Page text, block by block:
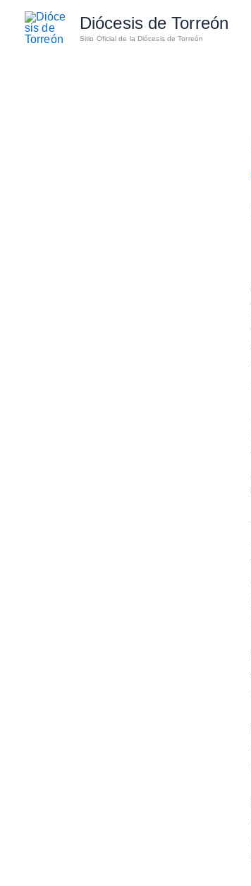
contenido
Diócesis de Torreón
Sitio Oficial de la Diócesis de Torreón